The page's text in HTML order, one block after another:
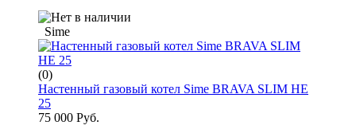
Sime
(0)
Настенный газовый котел Sime BRAVA SLIM HE
25
75 000 Руб.